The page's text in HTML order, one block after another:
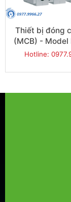
Thiết bị đóng
(MCB) - Model
Hotline: